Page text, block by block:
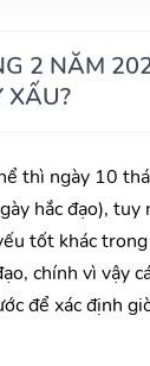
2 NĂM
XẤU?
thì ngày 10
hắc đạo), tuy
tốt khác
chính vì vậy
để xác định